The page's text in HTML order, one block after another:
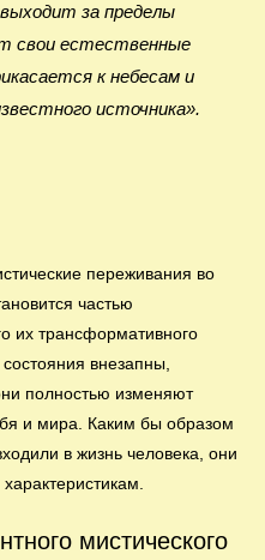
за пределы
свои естественные
к небесам и
источника».
переживания во
частью
их трансформативного
внезапны,
полностью изменяют
и мира. Каким бы образом
в жизнь человека, они
мистического